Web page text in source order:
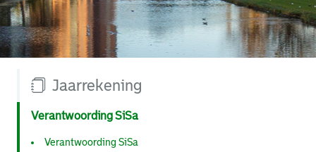
Jaarrekening
Verantwoording SiSa
Verantwoording SiSa